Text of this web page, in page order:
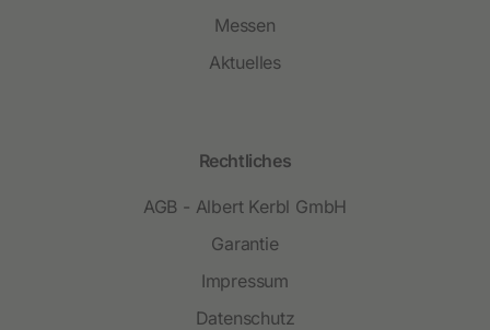
Messen
Aktuelles
Rechtliches
AGB - Albert Kerbl GmbH
Garantie
Impressum
Datenschutz